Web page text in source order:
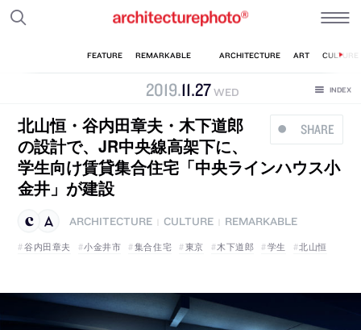
2019.11.27WED
SHARE
北山恒・谷内田章夫・木下道郎
の設計で、JR中央線高架下に、
学生向け賃貸集合住宅「中央ラインハウス小
金井」が建設
ARCHITECTURE CULTURE
REMARKABLE
谷内田章夫
小金井市 集合住宅 東京 木下道郎 学生 北山恒